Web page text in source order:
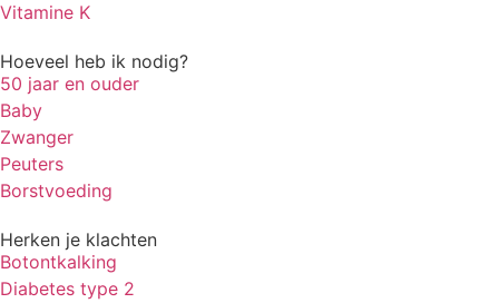
Vitamine K
Hoeveel heb ik nodig?
50 jaar en ouder
Baby
Zwanger
Peuters
Borstvoeding
Herken je klachten
Botontkalking
Diabetes type 2